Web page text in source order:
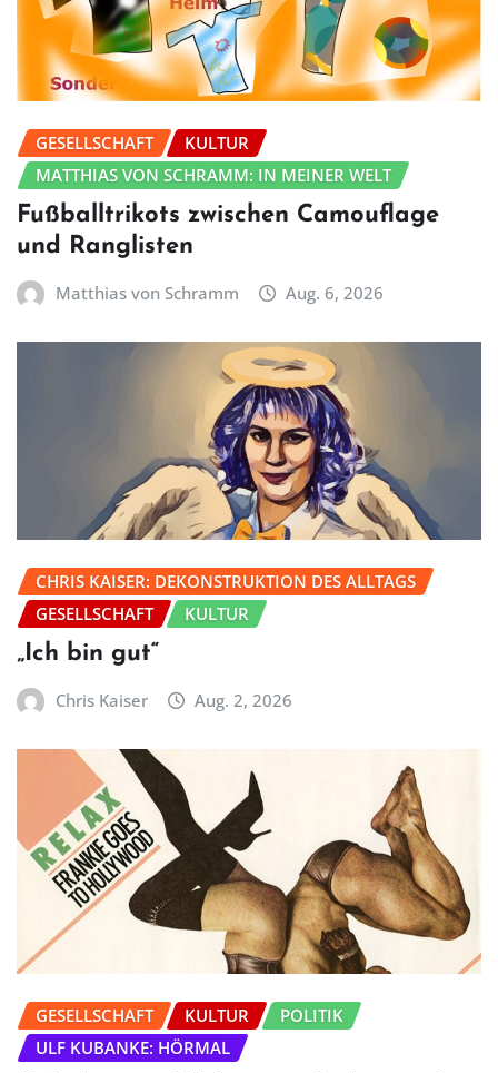
GESELLSCHAFT
KULTUR
MATTHIAS VON SCHRAMM: IN MEINER WELT
Fußballtrikots zwischen Camouflage
und Ranglisten
Matthias von Schramm Aug. 6, 2026
CHRIS KAISER: DEKONSTRUKTION DES ALLTAGS
GESELLSCHAFT
KULTUR
„Ich bin gut“
Chris Kaiser Aug. 2, 2026
GESELLSCHAFT KULTUR
POLITIK
ULF KUBANKE: HÖRMAL